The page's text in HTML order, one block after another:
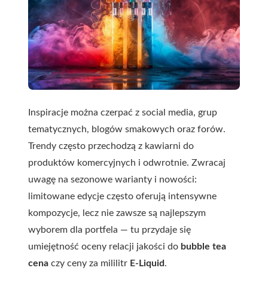
Inspiracje można czerpać z social media, grup
tematycznych, blogów smakowych oraz forów.
Trendy często przechodzą z kawiarni do
produktów komercyjnych i odwrotnie. Zwracaj
uwagę na sezonowe warianty i nowości:
limitowane edycje często oferują intensywne
kompozycje, lecz nie zawsze są najlepszym
wyborem dla portfela — tu przydaje się
umiejętność oceny relacji jakości do bubble tea
cena czy ceny za mililitr E-Liquid.